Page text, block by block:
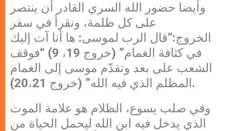
وأيضا حضور الله السري القادر أن ينتصر
على كل ظلمة، ونقرأ في سفر
الخروج:”قال الرب لموسى: ها أنا آت إليك
في كثافة الغمام” (خروج 19، 9) “فوقف
الشعب على بعد وتقدّم موسى إلى الغمام
المظلم الذي فيه الله” (خروج 20،21).
وفي صلب يسوع، الظلام هو علامة الموت
الذي يدخل فيه ابن الله ليحمل الحياة من